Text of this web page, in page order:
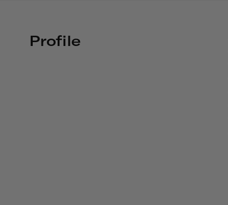
Profile